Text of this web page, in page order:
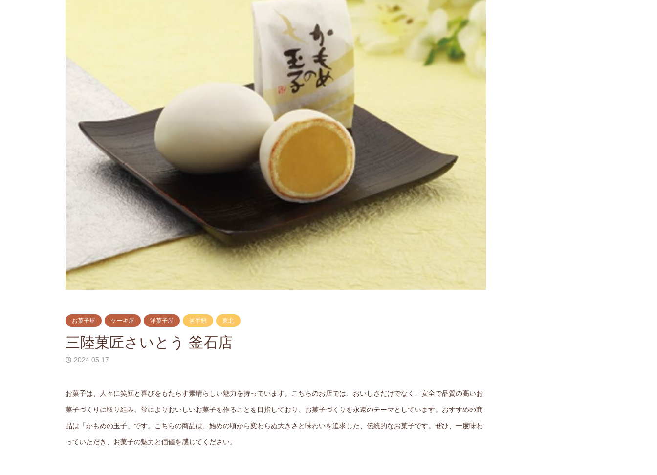
お菓子屋 ケーキ屋 洋菓子屋 岩手県 東北
三陸菓匠さいとう 釜石店
2024.05.17
お菓子は、人々に笑顔と喜びをもたらす素晴らしい魅力を持っています。こちらのお店では、おいしさだけでなく、安全で品質の高いお
菓子づくりに取り組み、常によりおいしいお菓子を作ることを目指しており、お菓子づくりを永遠のテーマとしています。おすすめの商
品は「かもめの玉子」です。こちらの商品は、始めの頃から変わらぬ大きさと味わいを追求した、伝統的なお菓子です。ぜひ、一度味わ
っていただき、お菓子の魅力と価値を感じてください。